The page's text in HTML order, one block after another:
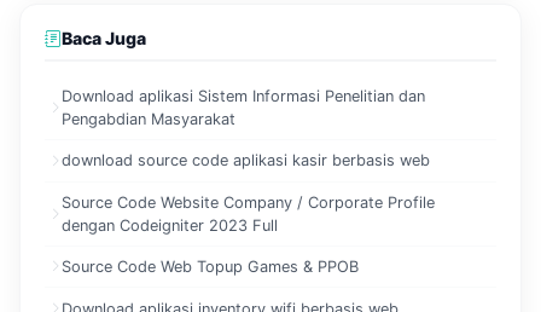
Baca Juga
Download aplikasi Sistem Informasi Penelitian dan
Pengabdian Masyarakat
download source code aplikasi kasir berbasis web
Source Code Website Company / Corporate Profile
dengan Codeigniter 2023 Full
Source Code Web Topup Games & PPOB